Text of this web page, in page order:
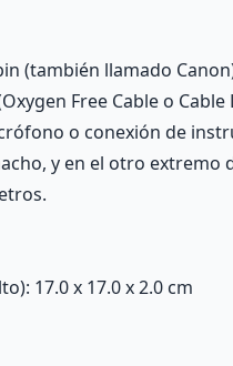
(también llamado
Free Cable o
o conexión de
y en el otro extremo
17.0 x 17.0 x 2.0 cm